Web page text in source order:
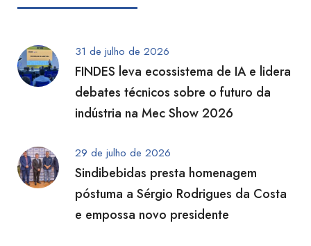
31 de julho de 2026
FINDES leva ecossistema de IA e lidera
debates técnicos sobre o futuro da
indústria na Mec Show 2026
29 de julho de 2026
Sindibebidas presta homenagem
póstuma a Sérgio Rodrigues da Costa
e empossa novo presidente